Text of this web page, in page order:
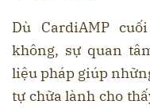
Dù CardiAMP
không, sự quan
liệu pháp giúp
tự chữa lành cho